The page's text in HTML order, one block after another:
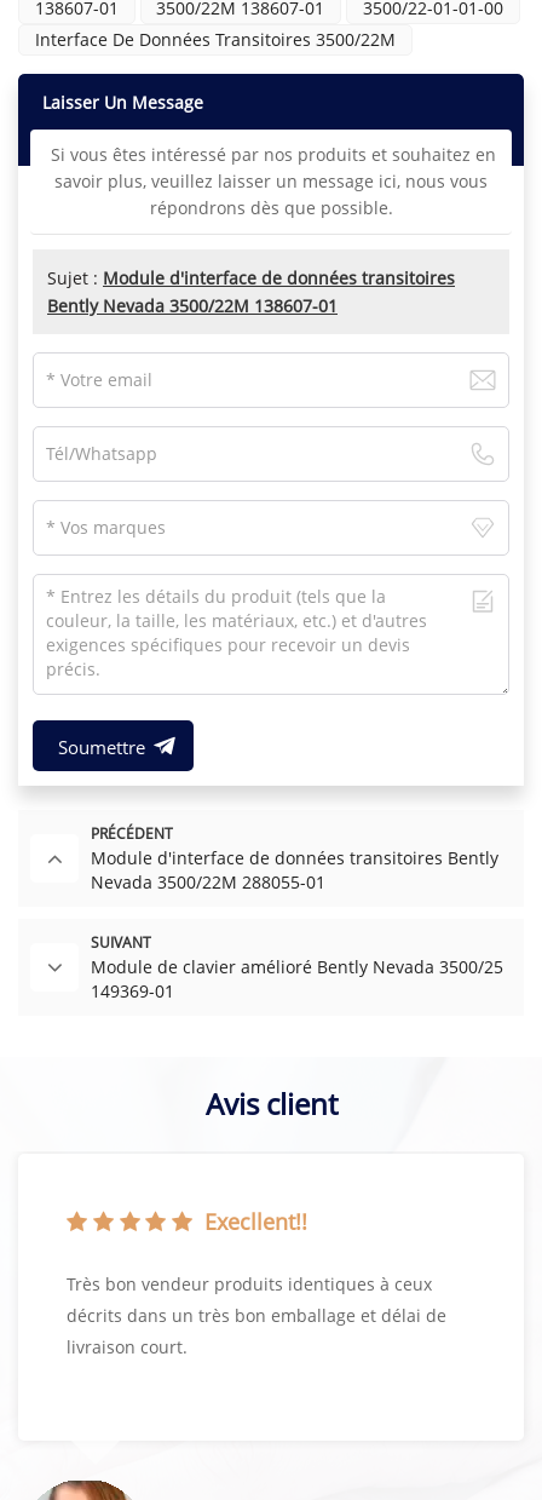
138607-01
3500/22M 138607-01
3500/22-01-01-00
Interface De Données Transitoires 3500/22M
Laisser Un Message
Si vous êtes intéressé par nos produits et souhaitez en
savoir plus, veuillez laisser un message ici, nous vous
répondrons dès que possible.
Sujet : Module d'interface de données transitoires
Bently Nevada 3500/22M 138607-01
Soumettre
PRÉCÉDENT
Module d'interface de données transitoires Bently
Nevada 3500/22M 288055-01
SUIVANT
Module de clavier amélioré Bently Nevada 3500/25
149369-01
Avis client
Execllent!!
Très bon vendeur produits identiques à ceux
décrits dans un très bon emballage et délai de
livraison court.